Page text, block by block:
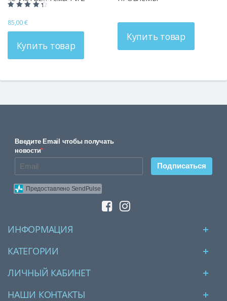
4.50
из 5
85,00€
Купить товар
Купить товар
Введите Email чтобы получать
новости*
Подписаться
Предоставлено SendPulse
ИНФОРМАЦИЯ
КАТЕГОРИИ
ЛИЧНЫЙ КАБИНЕТ
НАШИ КОНТАКТЫ